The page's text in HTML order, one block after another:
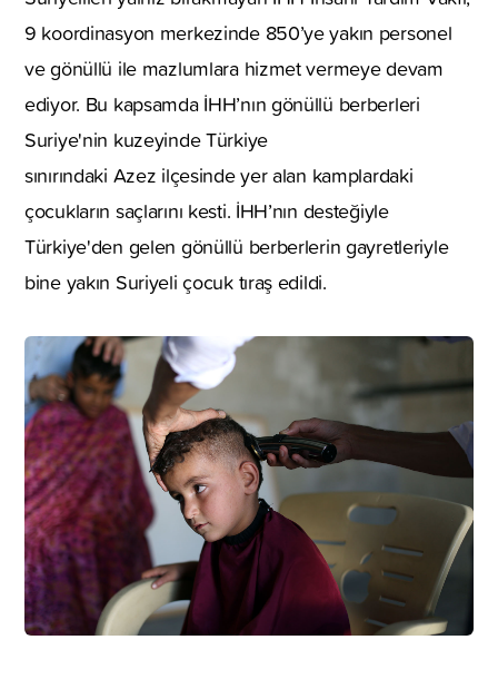
9 koordinasyon merkezinde 850’ye yakın personel
ve gönüllü ile mazlumlara hizmet vermeye devam
ediyor. Bu kapsamda İHH’nın gönüllü berberleri
Suriye'nin kuzeyinde Türkiye
sınırındaki Azez ilçesinde yer alan kamplardaki
çocukların saçlarını kesti. İHH’nın desteğiyle
Türkiye'den gelen gönüllü berberlerin gayretleriyle
bine yakın Suriyeli çocuk tıraş edildi.